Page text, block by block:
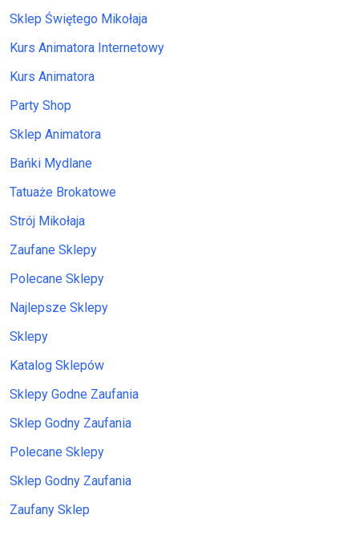
Sklep Świętego Mikołaja
Kurs Animatora Internetowy
Kurs Animatora
Party Shop
Sklep Animatora
Bańki Mydlane
Tatuaże Brokatowe
Strój Mikołaja
Zaufane Sklepy
Polecane Sklepy
Najlepsze Sklepy
Sklepy
Katalog Sklepów
Sklepy Godne Zaufania
Sklep Godny Zaufania
Polecane Sklepy
Sklep Godny Zaufania
Zaufany Sklep